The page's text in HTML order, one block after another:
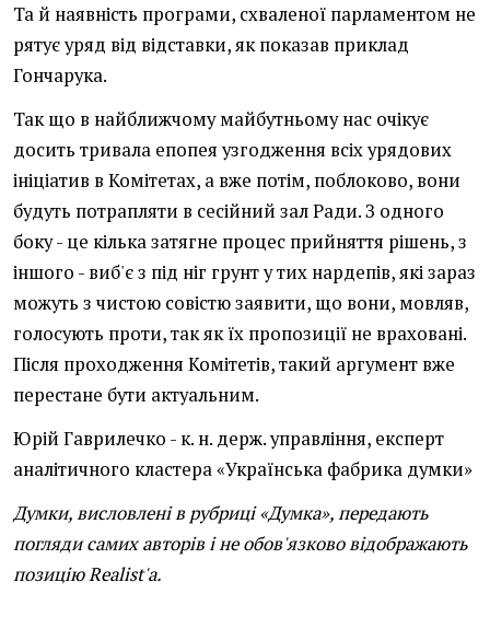
Та й наявність програми, схваленої парламентом не
рятує уряд від відставки, як показав приклад
Гончарука.
Так що в найближчому майбутньому нас очікує
досить тривала епопея узгодження всіх урядових
ініціатив в Комітетах, а вже потім, поблоково, вони
будуть потрапляти в сесійний зал Ради. З одного
боку - це кілька затягне процес прийняття рішень, з
іншого - виб'є з під ніг грунт у тих нардепів, які зараз
можуть з чистою совістю заявити, що вони, мовляв,
голосують проти, так як їх пропозиції не враховані.
Після проходження Комітетів, такий аргумент вже
перестане бути актуальним.
Юрій Гаврилечко - к. н. держ. управління, експерт
аналітичного кластера «Українська фабрика думки»
Думки, висловлені в рубриці «Думка», передають
погляди самих авторів і не обов'язково відображають
позицію Realist'а.